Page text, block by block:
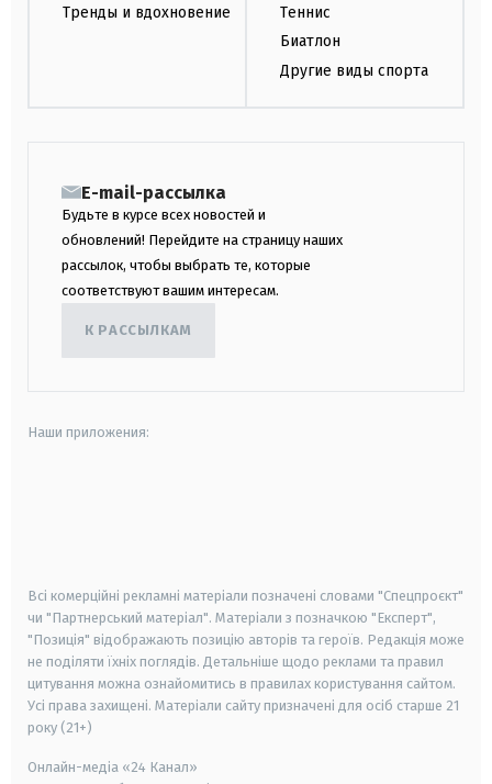
Тренды и вдохновение
Теннис
Биатлон
Другие виды спорта
E-mail-рассылка
Будьте в курсе всех новостей и
обновлений! Перейдите на страницу наших
рассылок, чтобы выбрать те, которые
соответствуют вашим интересам.
К РАССЫЛКАМ
Наши приложения:
Всі комерційні рекламні матеріали позначені словами "Спецпроєкт"
чи "Партнерський матеріал". Матеріали з позначкою "Експерт",
"Позиція" відображають позицію авторів та героїв. Редакція може
не поділяти їхніх поглядів. Детальніше щодо реклами та правил
цитування можна ознайомитись в правилах користування сайтом.
Усі права захищені. Матеріали сайту призначені для осіб старше 21
року (21+)
Онлайн-медіа «24 Канал»